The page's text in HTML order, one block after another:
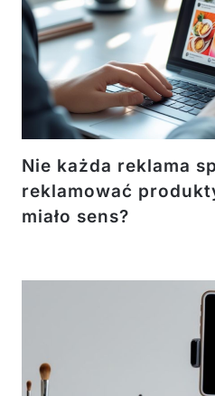
Nie każda reklama
reklamować
miało sens?